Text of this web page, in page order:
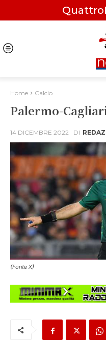
Home Calcio
Palermo-
14 DICEMBRE 2022 DI
(Fonte X)